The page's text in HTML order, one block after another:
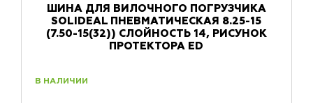
ШИНА ДЛЯ ВИЛОЧНОГО ПОГРУЗЧИКА
SOLIDEAL ПНЕВМАТИЧЕСКАЯ 8.25-15
(7.50-15(32)) СЛОЙНОСТЬ 14, РИСУНОК
ПРОТЕКТОРА ED
В НАЛИЧИИ